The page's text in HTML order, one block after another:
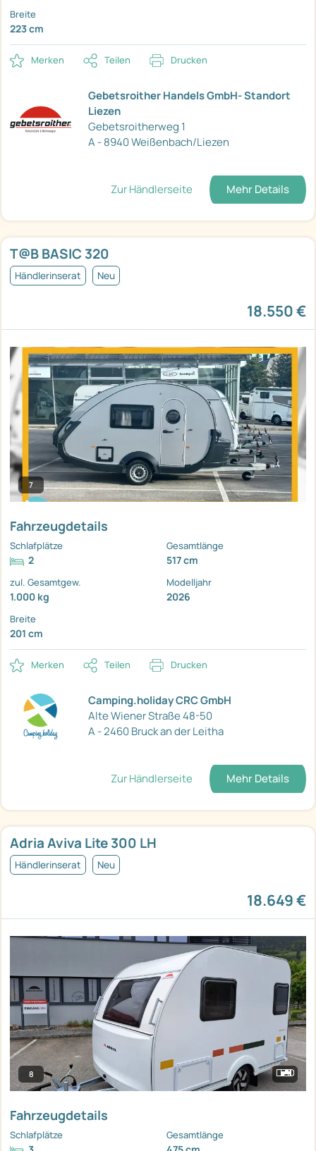
Breite
223 cm
Merken Teilen Drucken
Gebetsroither Handels GmbH- Standort
Liezen
Gebetsroitherweg 1
A - 8940 Weißenbach/Liezen
Zur Händlerseite Mehr Details
T@B BASIC 320
Händlerinserat Neu
18.550 €
7
Fahrzeugdetails
Schlafplätze
2
Gesamtlänge
517 cm
zul. Gesamtgew.
1.000 kg
Modelljahr
2026
Breite
201 cm
Merken Teilen Drucken
Camping.holiday CRC GmbH
Alte Wiener Straße 48-50
A - 2460 Bruck an der Leitha
Zur Händlerseite Mehr Details
Adria Aviva Lite 300 LH
Händlerinserat Neu
18.649 €
8
Fahrzeugdetails
Schlafplätze Gesamtlänge